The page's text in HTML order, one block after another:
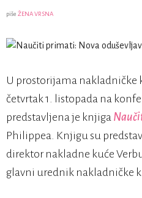
piše ŽENA VRSNA
U prostorijama nakladničke
četvrtak 1. listopada na
predstavljena je knjiga
Philippea. Knjigu su
direktor nakladne kuće
glavni urednik nakladničke